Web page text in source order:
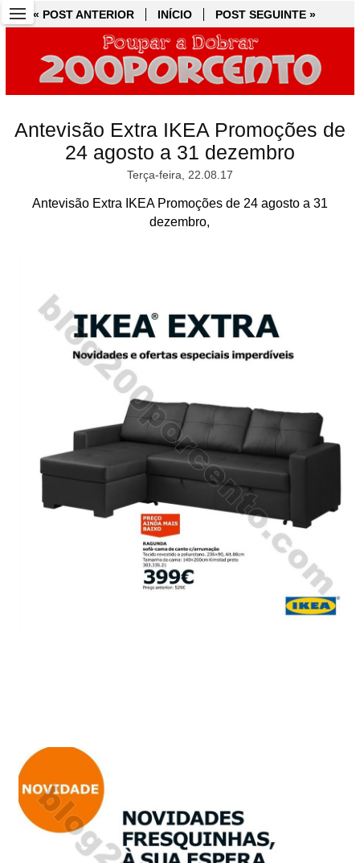
« POST ANTERIOR INÍCIO POST SEGUINTE »
Antevisão Extra IKEA Promoções de
24 agosto a 31 dezembro
Terça-feira, 22.08.17
Antevisão Extra IKEA Promoções de 24 agosto a 31
dezembro,
« POST ANTERIOR INÍCIO POST SEGUINTE »